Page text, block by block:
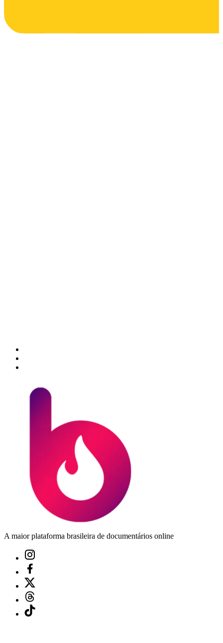
A maior plataforma brasileira de documentários online